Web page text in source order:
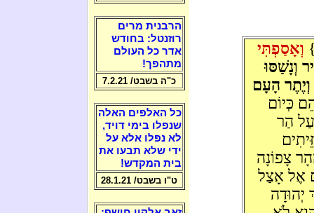
וְאָסַפְתִּי
וְנָשַׁסּוּ
הָעָם
כְּיוֹם
הַר
צָפוֹנָה
אֶל אָצַל
יְהוּדָה
הרבנית מרים
רוזנטל: בחודש
אדר כל העולם
מתהפך!
כ"ה בשבט/ 7.2.21
כל האלפים האלה
שנפלו בימי דויד,
לא נפלו אלא על
ידי שלא תבעו את
בית המקדש!
ט"ו בשבט/ 28.1.21